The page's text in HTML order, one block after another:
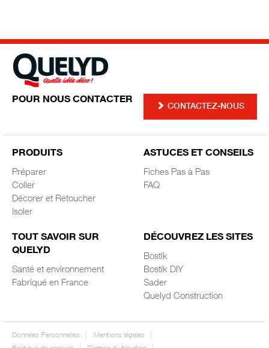
CONTACTEZ-NOUS
POUR NOUS CONTACTER
PRODUITS
Préparer
Coller
Décorer et Retoucher
Isoler
ASTUCES ET CONSEILS
Fiches Pas à Pas
FAQ
TOUT SAVOIR SUR
QUELYD
Santé et environnement
Fabriqué en France
DÉCOUVREZ LES SITES
Bostik
Bostik DIY
Sader
Quelyd Construction
Données Personnelles
Mentions légales